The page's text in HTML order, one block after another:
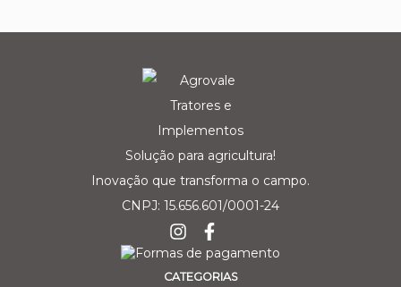
Solução para agricultura!
Inovação que transforma o campo.
CNPJ: 15.656.601/0001-24
CATEGORIAS